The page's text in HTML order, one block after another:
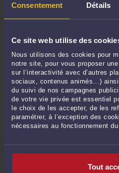
Consentement Détails
Ce site web utilise des
Nous utilisons des cookies pour
notre site, pour vous proposer
sur l’interactivité avec d’autres
sociaux, contenus animés…)
du suivi de nos campagnes
de votre vie privée est essentiel
le choix de les accepter, de les
paramétrer, à l’exception des
nécessaires au fonctionnement du
Tout
CONSULTER PAR
CONSULTER PAR
POSER UNE
DERNIÈRES
Dark Patterns : les interfaces